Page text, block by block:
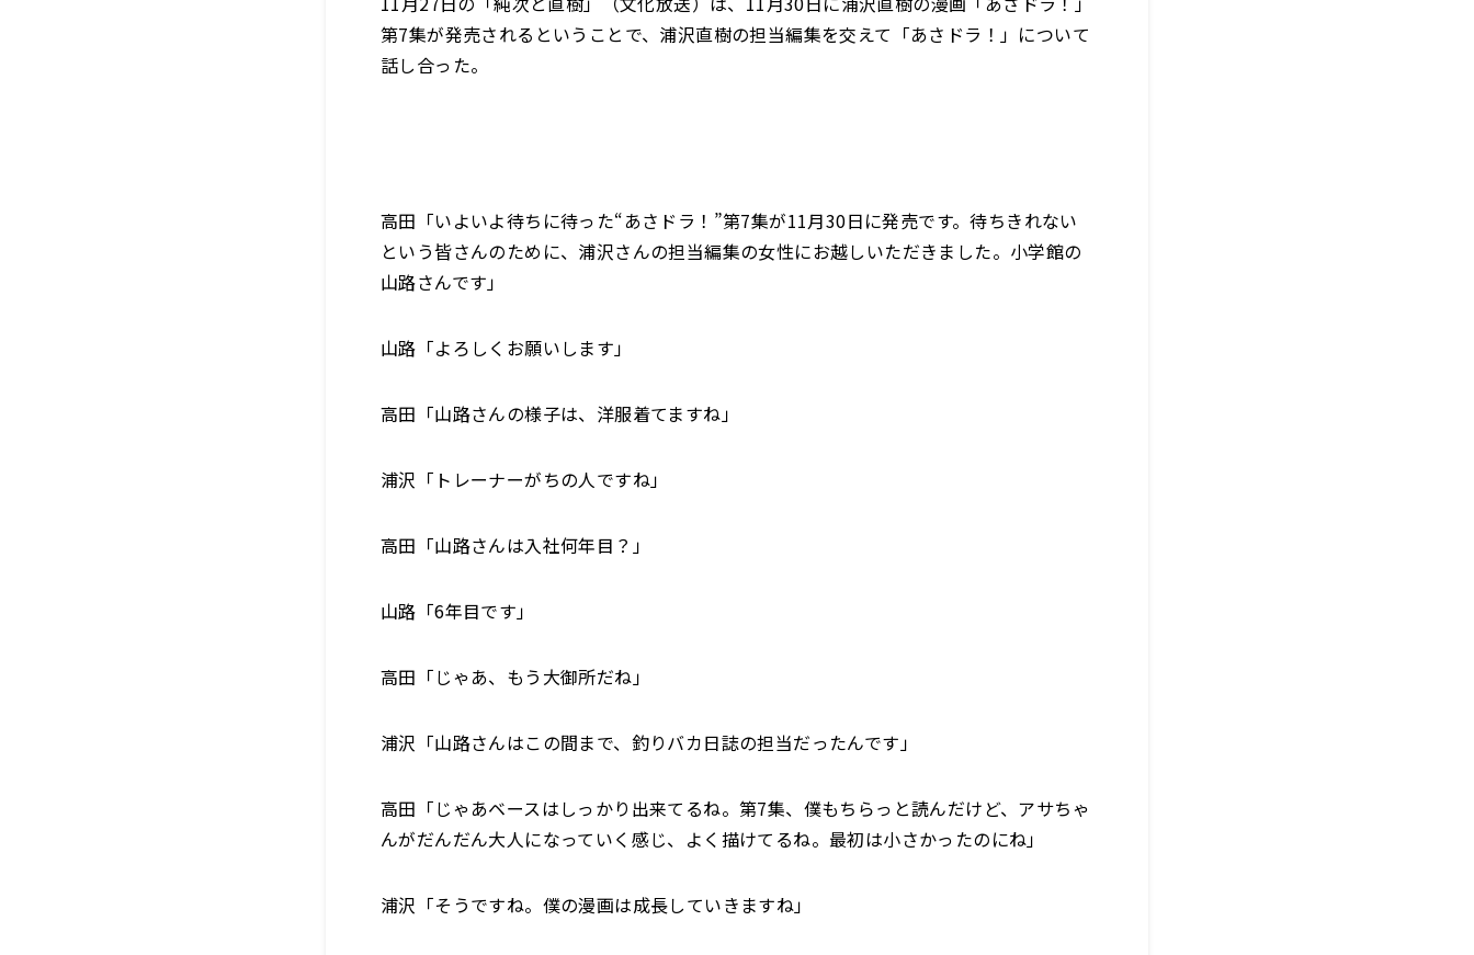
第7集が発売されるということで、浦沢直樹の担当編集を交えて「あさドラ！」について
話し合った。
高田「いよいよ待ちに待った“あさドラ！”第7集が11月30日に発売です。待ちきれない
という皆さんのために、浦沢さんの担当編集の女性にお越しいただきました。小学館の
山路さんです」
山路「よろしくお願いします」
高田「山路さんの様子は、洋服着てますね」
浦沢「トレーナーがちの人ですね」
高田「山路さんは入社何年目？」
山路「6年目です」
高田「じゃあ、もう大御所だね」
浦沢「山路さんはこの間まで、釣りバカ日誌の担当だったんです」
高田「じゃあベースはしっかり出来てるね。第7集、僕もちらっと読んだけど、アサちゃ
んがだんだん大人になっていく感じ、よく描けてるね。最初は小さかったのにね」
浦沢「そうですね。僕の漫画は成長していきますね」